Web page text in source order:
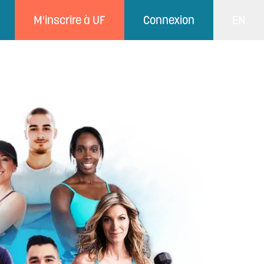
M'inscrire à UF Connexion